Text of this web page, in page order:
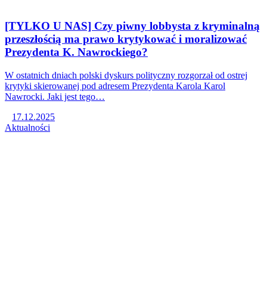
[TYLKO U NAS] Czy piwny lobbysta z kryminalną
przeszłością ma prawo krytykować i moralizować
Prezydenta K. Nawrockiego?
W ostatnich dniach polski dyskurs polityczny rozgorzał od ostrej
krytyki skierowanej pod adresem Prezydenta Karola Karol
Nawrocki. Jaki jest tego…
17.12.2025
Aktualności